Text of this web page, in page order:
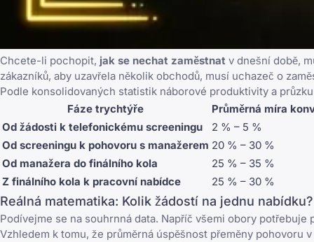
Chcete-li pochopit, jak se nechat zaměstnat v dnešní době,
zákazníků, aby uzavřela několik obchodů, musí uchazeč o
Podle konsolidovaných statistik náborové produktivity a
Fáze trychtýře
Průměrná míra
Od žádosti k telefonickému screeningu
2 % – 5 %
Od screeningu k pohovoru s manažerem 20 % – 30 %
Od manažera do finálního kola
25 % – 35 %
Z finálního kola k pracovní nabídce
25 % – 30 %
Reálná matematika: Kolik žádostí na jednu nabídku?
Podívejme se na souhrnná data. Napříč všemi obory
Vzhledem k tomu, že průměrná úspěšnost přeměny